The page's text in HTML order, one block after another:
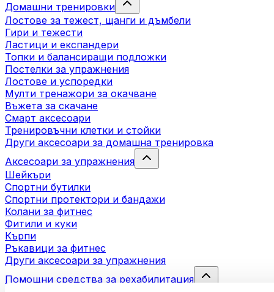
Домашни тренировки
Лостове за тежест, щанги и дъмбели
Гири и тежести
Ластици и експандери
Топки и балансиращи подложки
Постелки за упражнения
Лостове и успоредки
Мулти тренажори за окачване
Въжета за скачане
Смарт аксесоари
Тренировъчни клетки и стойки
Други аксесоари за домашна тренировка
Аксесоари за упражнения
Шейкъри
Спортни бутилки
Спортни протектори и бандажи
Колани за фитнес
Фитили и куки
Кърпи
Ръкавици за фитнес
Други аксесоари за упражнения
Помощни средства за рехабилитация